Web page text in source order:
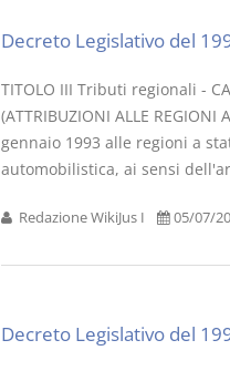
Decreto Legislativo del
TITOLO III Tributi regionali -
(ATTRIBUZIONI ALLE
gennaio 1993 alle regioni a
automobilistica, ai sensi
Redazione WikiJus I 05/07/
Decreto Legislativo del